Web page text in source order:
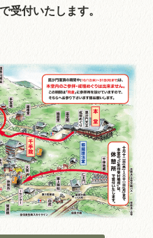
受付いたします。